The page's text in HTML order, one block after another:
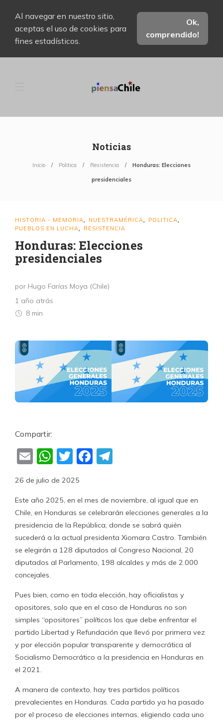
Al navegar en nuestro sitio,
aceptas el uso de cookies para
fines estadísticos.
Ok,
comprendido!
Noticias
Inicio Politica Resistencia Honduras: Elecciones
presidenciales
HISTORIA - MEMORIA NUESTRAMÉRICA POLITICA
PUEBLOS EN LUCHA RESISTENCIA
Honduras: Elecciones
presidenciales
por Hugo Farías Moya (Chile)
1 año atrás
8 min
Compartir:
EmailWhatsApp
TwitterFacebook
26 de julio de 2025
Este año 2025, en el mes de noviembre, al igual que en
Chile, en Honduras se celebrarán elecciones generales a la
presidencia de la República, donde se sabrá quién
sucederá a la actual presidenta Xiomara Castro. También
se elegirán a 128 diputados al Congreso Nacional, 20
diputados al Parlamento, 198 alcaldes y más de 2.000
concejales.
Pues bien, como en toda elección, hay oficialistas y
opositores, solo que en el caso de Honduras no son
simples “opositores” políticos los que debe enfrentar el
partido Libertad y Refundación que llevó por primera vez
y por elección popular transparente y democrática al
Socialismo Democrático a la presidencia en Honduras en
el 2021.
A manera de contexto, hay tres partidos políticos
prevalecientes en Honduras. Cada partido ya ha pasado
por el proceso de elecciones internas, eligiendo cada uno